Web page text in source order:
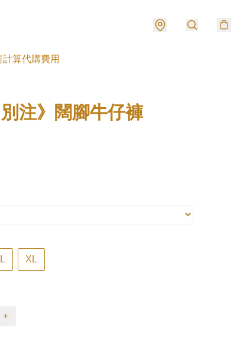
計算代購費用
別注》闊腳牛仔褲
L XL
+